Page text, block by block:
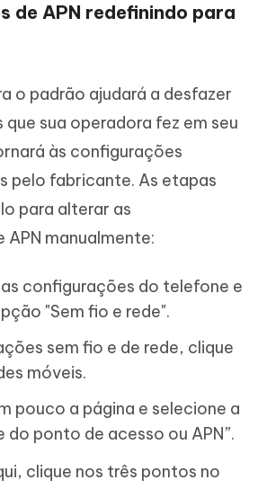
de APN redefinindo para
o padrão ajudará a desfazer
sua operadora fez em seu
às configurações
pelo fabricante. As etapas
para alterar as
manualmente:
configurações do telefone e
"Sem fio e rede".
sem fio e de rede, clique
móveis.
pouco a página e selecione a
do ponto de acesso ou APN”.
clique nos três pontos no